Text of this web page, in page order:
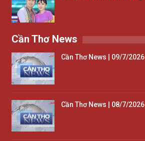
Cần Thơ News
Cần Thơ News | 09/7/2026
Cần Thơ News | 08/7/2026